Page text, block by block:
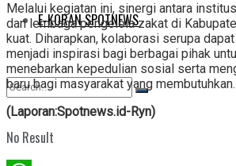
E-KORAN SPOTNEWS
No Result
Melalui kegiatan ini, sinergi antara
dan lembaga pengelola zakat di
kuat. Diharapkan, kolaborasi serupa
menjadi inspirasi bagi berbagai pihak
menebarkan kepedulian sosial serta
baru bagi masyarakat yang membutuhkan.
(Laporan:Spotnews.id-Ryn)